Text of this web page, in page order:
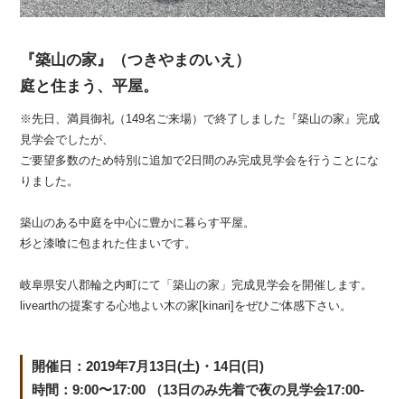
『築山の家』（つきやまのいえ）
庭と住まう、平屋。
※先日、満員御礼（149名ご来場）で終了しました『築山の家』完成
見学会でしたが、
ご要望多数のため特別に追加で2日間のみ完成見学会を行うことにな
りました。
築山のある中庭を中心に豊かに暮らす平屋。
杉と漆喰に包まれた住まいです。
岐阜県安八郡輪之内町にて「築山の家」完成見学会を開催します。
livearthの提案する心地よい木の家[kinari]をぜひご体感下さい。
開催日：2019年7月13日(土)・14日(日)
時間：9:00〜17:00 （13日のみ先着で夜の見学会17:00-